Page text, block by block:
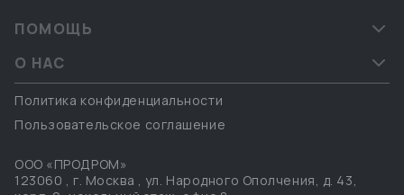
ПОМОЩЬ
О НАС
Политика конфиденциальности
Пользовательское соглашение
ООО «ПРОДРОМ»
123060 , г. Москва , ул. Народного Ополчения, д. 43,